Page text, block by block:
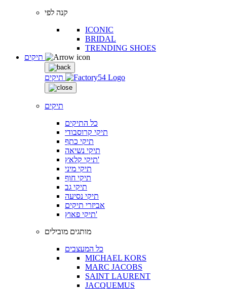
קנה לפי
ICONIC
BRIDAL
TRENDING SHOES
תיקים
תיקים
כל התיקים
תיקי קרוסבודי
תיקי כתף
תיקי נשיאה
תיקי קלאץ'
תיקי מיני
תיקי חוף
תיקי גב
תיקי נסיעה
אביזרי תיקים
תיקי פאוץ'
מותגים מובילים
כל המעצבים
MICHAEL KORS
MARC JACOBS
SAINT LAURENT
JACQUEMUS